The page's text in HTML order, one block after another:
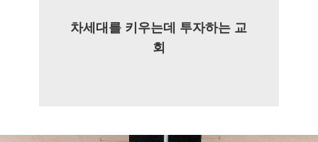
차세대를 키우는데 투자하는 교
회